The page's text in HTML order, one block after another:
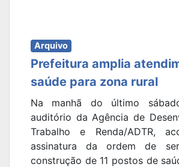
Arquivo
Prefeitura amplia
saúde para zona rural
Na manhã do último
auditório da Agência de
Trabalho e Renda/ADTR,
assinatura da ordem de
construção de 11 postos de